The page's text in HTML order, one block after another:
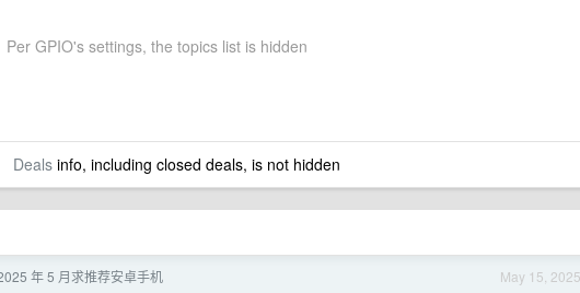
Per GPIO's settings, the topics list is hidden
Dealsinfo, including closed deals, is not hidden
May 15, 2025
年 5 月求推荐安卓手机